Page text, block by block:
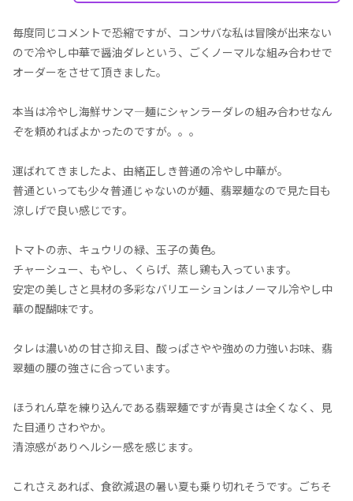
毎度同じコメントで恐縮ですが、コンサバな私は冒険が出来ない
ので冷やし中華で醤油ダレという、ごくノーマルな組み合わせで
オーダーをさせて頂きました。
本当は冷やし海鮮サンマ―麺にシャンラーダレの組み合わせなん
ぞを頼めればよかったのですが。。。
運ばれてきましたよ、由緒正しき普通の冷やし中華が。
普通といっても少々普通じゃないのが麺、翡翠麺なので見た目も
涼しげで良い感じです。
トマトの赤、キュウリの緑、玉子の黄色。
チャーシュー、もやし、くらげ、蒸し鶏も入っています。
安定の美しさと具材の多彩なバリエーションはノーマル冷やし中
華の醍醐味です。
タレは濃いめの甘さ抑え目、酸っぱさやや強めの力強いお味、翡
翠麺の腰の強さに合っています。
ほうれん草を練り込んである翡翠麺ですが青臭さは全くなく、見
た目通りさわやか。
清涼感がありヘルシー感を感じます。
これさえあれば、食欲減退の暑い夏も乗り切れそうです。ごちそ